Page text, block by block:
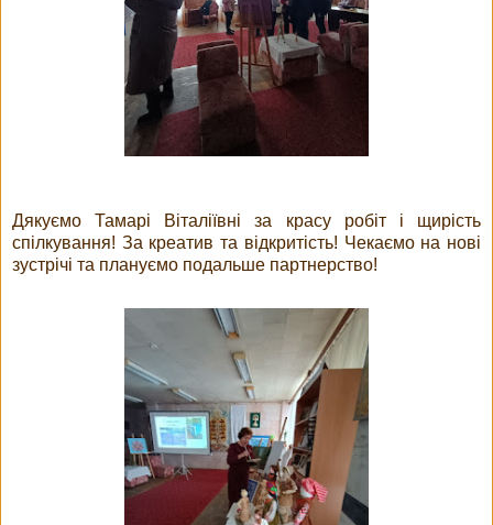
Дякуємо Тамарі Віталіївні за красу робіт і щирість
спілкування! За креатив та відкритість! Чекаємо на нові
зустрічі та плануємо подальше партнерство!